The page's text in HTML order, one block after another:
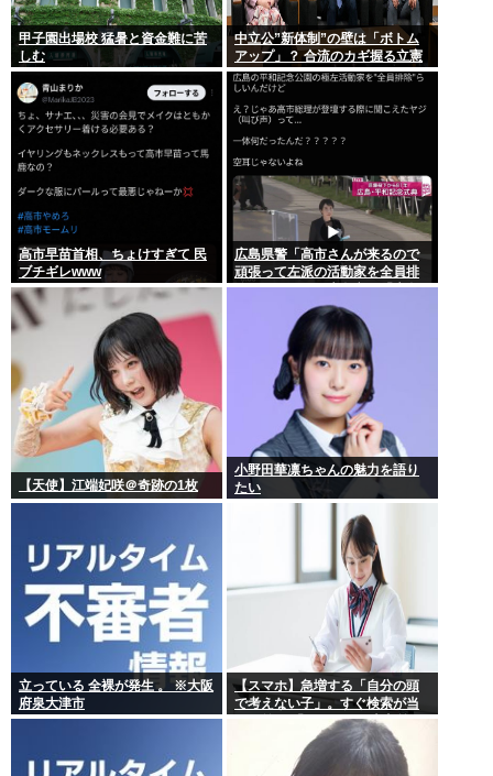
甲子園出場校 猛暑と資金難に苦
しむ
中立公”新体制”の壁は「ボトム
アップ」？ 合流のカギ握る立憲
高市早苗首相、ちょけすぎて 民
ブチギレwww
広島県警「高市さんが来るので
頑張って左派の活動家を全員排
除しました！」広島市民「広島
から出てけ！」結局ヤジが飛ぶ
【天使】江端妃咲＠奇跡の1枚
小野田華凛ちゃんの魅力を語り
たい
立っている 全裸が発生 。 ※大阪
府泉大津市
【スマホ】急増する「自分の頭
で考えない子」。すぐ検索が当
たり前に 「タイパ」至上主義